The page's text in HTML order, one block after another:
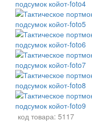
код товара: 5117